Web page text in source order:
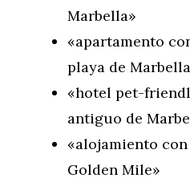
Marbella»
«apartamento
playa de
«hotel pet-
antiguo de
«alojamiento
Golden Mile»